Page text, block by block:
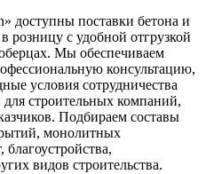
доступны поставки бетона и
розницу с удобной отгрузкой
Мы обеспечиваем
консультацию,
условия сотрудничества
строительных компаний,
Подбираем составы
монолитных
видов строительства.